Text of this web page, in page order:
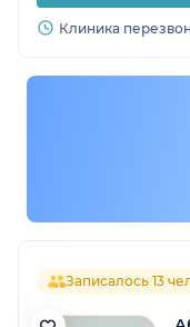
Клиника
Записалось 13